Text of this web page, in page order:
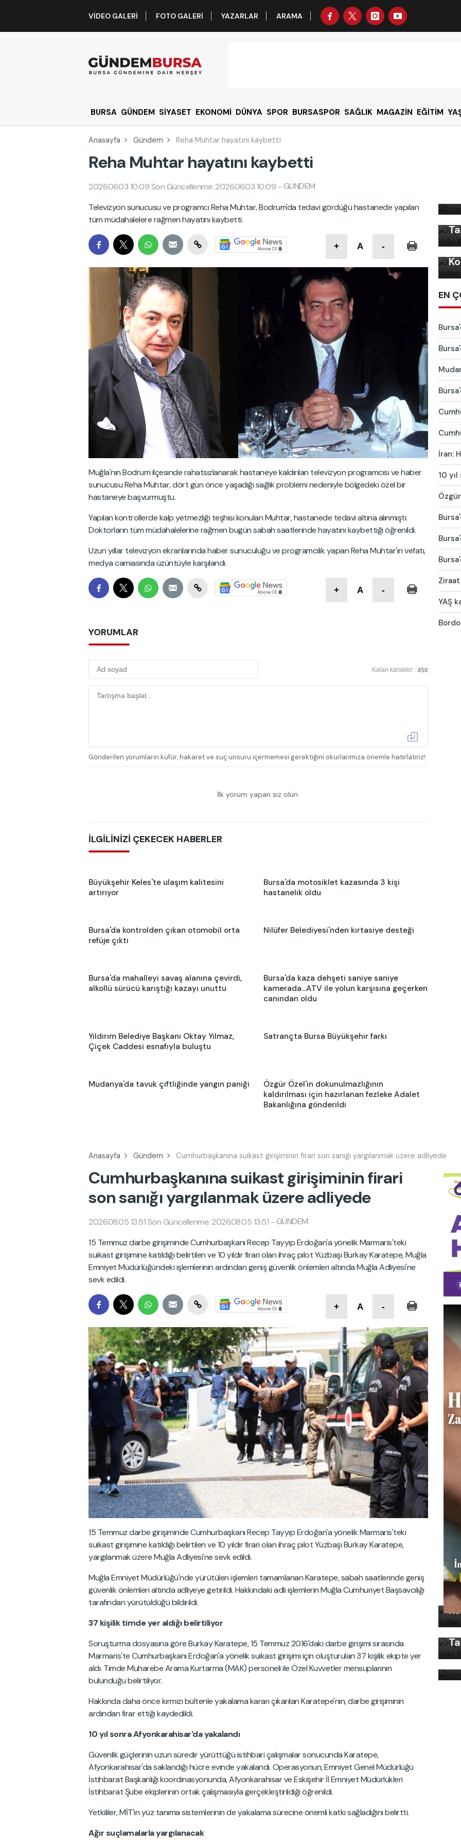
VIDEO GALERI FOTO GALERI YAZARLAR ARAMA
BURSA GÜNDEM SİYASET EKONOMİ DÜNYA SPOR BURSASPOR SAĞLIK MAGAZİN EĞİTİM
Anasayfa Gündem Reha Muhtar hayatını kaybetti
Reha Muhtar hayatını kaybetti
2026.06.03 10:09 Son Güncellenme: 2026.06.03 10:09 -GÜNDEM
Televizyon sunucusu ve programcı Reha Muhtar, Bodrum'da tedavi gördüğü hastanede yapılan
tüm müdahalelere rağmen hayatını kaybetti.
+ A -
Muğla'nın Bodrum ilçesinde rahatsızlanarak hastaneye kaldırılan televizyon programcısı ve haber
sunucusu Reha Muhtar, dört gün önce yaşadığı sağlık problemi nedeniyle bölgedeki özel bir
hastaneye başvurmuştu.
Yapılan kontrollerde kalp yetmezliği teşhisi konulan Muhtar, hastanede tedavi altına alınmıştı.
Doktorların tüm müdahalelerine rağmen bugün sabah saatlerinde hayatını kaybettiği öğrenildi.
Uzun yıllar televizyon ekranlarında haber sunuculuğu ve programcılık yapan Reha Muhtar'ın vefatı,
medya camiasında üzüntüyle karşılandı.
+ A -
YORUMLAR
Kalan karakter : 450
Gönderilen yorumların küfür, hakaret ve suç unsuru içermemesi gerektiğini okurlarımıza önemle hatırlatırız!
İlk yorum yapan siz olun.
İLGİLİNİZİ ÇEKECEK HABERLER
Büyükşehir Keles'te ulaşım kalitesini
artırıyor
Bursa'da motosiklet kazasında 3 kişi
hastanelik oldu
Bursa'da kontrolden çıkan otomobil orta
refüje çıktı
Nilüfer Belediyesi'nden kırtasiye desteği
Bursa'da mahalleyi savaş alanına çevirdi,
alkollü sürücü karıştığı kazayı unuttu
Bursa'da kaza dehşeti saniye saniye
kamerada...ATV ile yolun karşısına geçerken
canından oldu
Yıldırım Belediye Başkanı Oktay Yılmaz,
Çiçek Caddesi esnafıyla buluştu
Satrançta Bursa Büyükşehir farkı
Mudanya'da tavuk çiftliğinde yangın paniği
Özgür Özel'in dokunulmazlığının
kaldırılması için hazırlanan fezleke Adalet
Bakanlığına gönderildi
EN
İran:
10
YAŞ
Anasayfa Gündem Cumhurbaşkanına suikast girişiminin firari son sanığı yargılanmak üzere adliyede
Cumhurbaşkanına suikast girişiminin firari
son sanığı yargılanmak üzere adliyede
2026.08.05 13:51 Son Güncellenme: 2026.08.05 13:51 -GÜNDEM
15 Temmuz darbe girişiminde Cumhurbaşkanı Recep Tayyip Erdoğan'a yönelik Marmaris'teki
suikast girişimine katıldığı belirtilen ve 10 yıldır firari olan ihraç pilot Yüzbaşı Burkay Karatepe, Muğla
Emniyet Müdürlüğündeki işlemlerinin ardından geniş güvenlik önlemleri altında Muğla Adliyesi'ne
sevk edildi.
+ A -
15 Temmuz darbe girişiminde Cumhurbaşkanı Recep Tayyip Erdoğan'a yönelik Marmaris'teki
suikast girişimine katıldığı belirtilen ve 10 yıldır firari olan ihraç pilot Yüzbaşı Burkay Karatepe,
yargılanmak üzere Muğla Adliyesi'ne sevk edildi.
Muğla Emniyet Müdürlüğü'nde yürütülen işlemleri tamamlanan Karatepe, sabah saatlerinde geniş
güvenlik önlemleri altında adliyeye getirildi. Hakkındaki adli işlemlerin Muğla Cumhuriyet Başsavcılığı
tarafından yürütüldüğü bildirildi.
37 kişilik timde yer aldığı belirtiliyor
Soruşturma dosyasına göre Burkay Karatepe, 15 Temmuz 2016'daki darbe girişimi sırasında
Marmaris'te Cumhurbaşkanı Erdoğan'a yönelik suikast girişimi için oluşturulan 37 kişilik ekipte yer
aldı. Timde Muharebe Arama Kurtarma (MAK) personeli ile Özel Kuvvetler mensuplarının
bulunduğu belirtiliyor.
Hakkında daha önce kırmızı bültenle yakalama kararı çıkarılan Karatepe'nin, darbe girişiminin
ardından firar ettiği kaydedildi.
10 yıl sonra Afyonkarahisar'da yakalandı
Güvenlik güçlerinin uzun süredir yürüttüğü istihbari çalışmalar sonucunda Karatepe,
Afyonkarahisar'da saklandığı hücre evinde yakalandı. Operasyonun, Emniyet Genel Müdürlüğü
İstihbarat Başkanlığı koordinasyonunda, Afyonkarahisar ve Eskişehir İl Emniyet Müdürlükleri
İstihbarat Şube ekiplerinin ortak çalışmasıyla gerçekleştirildiği öğrenildi.
Yetkililer, MİT'in yüz tanıma sistemlerinin de yakalama sürecine önemli katkı sağladığını belirtti.
Ağır suçlamalarla yargılanacak